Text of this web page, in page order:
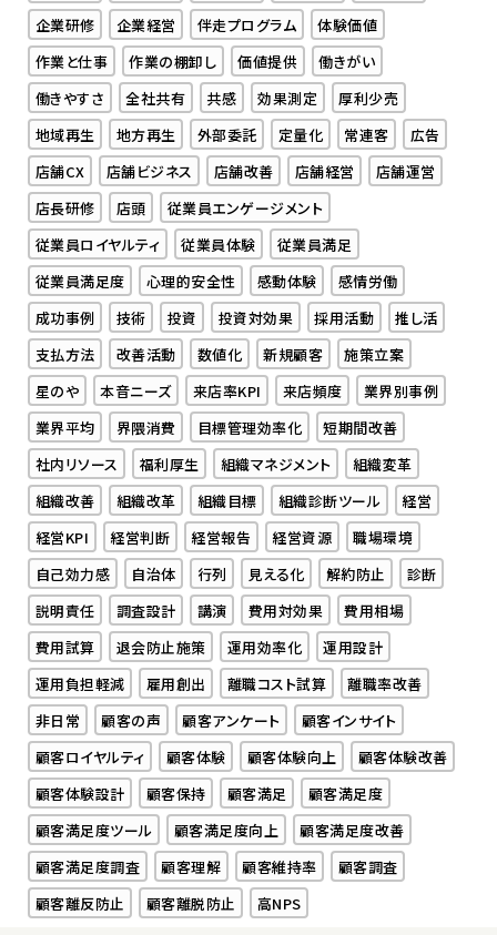
企業研修
企業経営 伴走プログラム
体験価値
作業と仕事
作業の棚卸し 価値提供
働きがい
働きやすさ
全社共有 共感 効果測定
厚利少売
地域再生
地方再生 外部委託 定量化 常連客
広告
店舗CX
店舗ビジネス 店舗改善 店舗経営
店舗運営
店長研修
店頭
従業員エンゲージメント
従業員ロイヤルティ
従業員体験
従業員満足
従業員満足度
心理的安全性 感動体験
感情労働
成功事例
技術 投資 投資対効果 採用活動
推し活
支払方法
改善活動 数値化 新規顧客
施策立案
星のや
本音ニーズ 来店率KPI 来店頻度
業界別事例
業界平均
界隈消費 目標管理効率化
短期間改善
社内リソース
福利厚生 組織マネジメント
組織変革
組織改善
組織改革 組織目標 組織診断ツール
経営
経営KPI
経営判断 経営報告 経営資源
職場環境
自己効力感
自治体 行列 見える化 解約防止
診断
説明責任
調査設計 講演 費用対効果
費用相場
費用試算
退会防止施策 運用効率化
運用設計
運用負担軽減
雇用創出 離職コスト試算
離職率改善
非日常
顧客の声 顧客アンケート
顧客インサイト
顧客ロイヤルティ
顧客体験 顧客体験向上
顧客体験改善
顧客体験設計
顧客保持 顧客満足
顧客満足度
顧客満足度ツール
顧客満足度向上
顧客満足度改善
顧客満足度調査
顧客理解 顧客維持率
顧客調査
顧客離反防止
顧客離脱防止 高NPS